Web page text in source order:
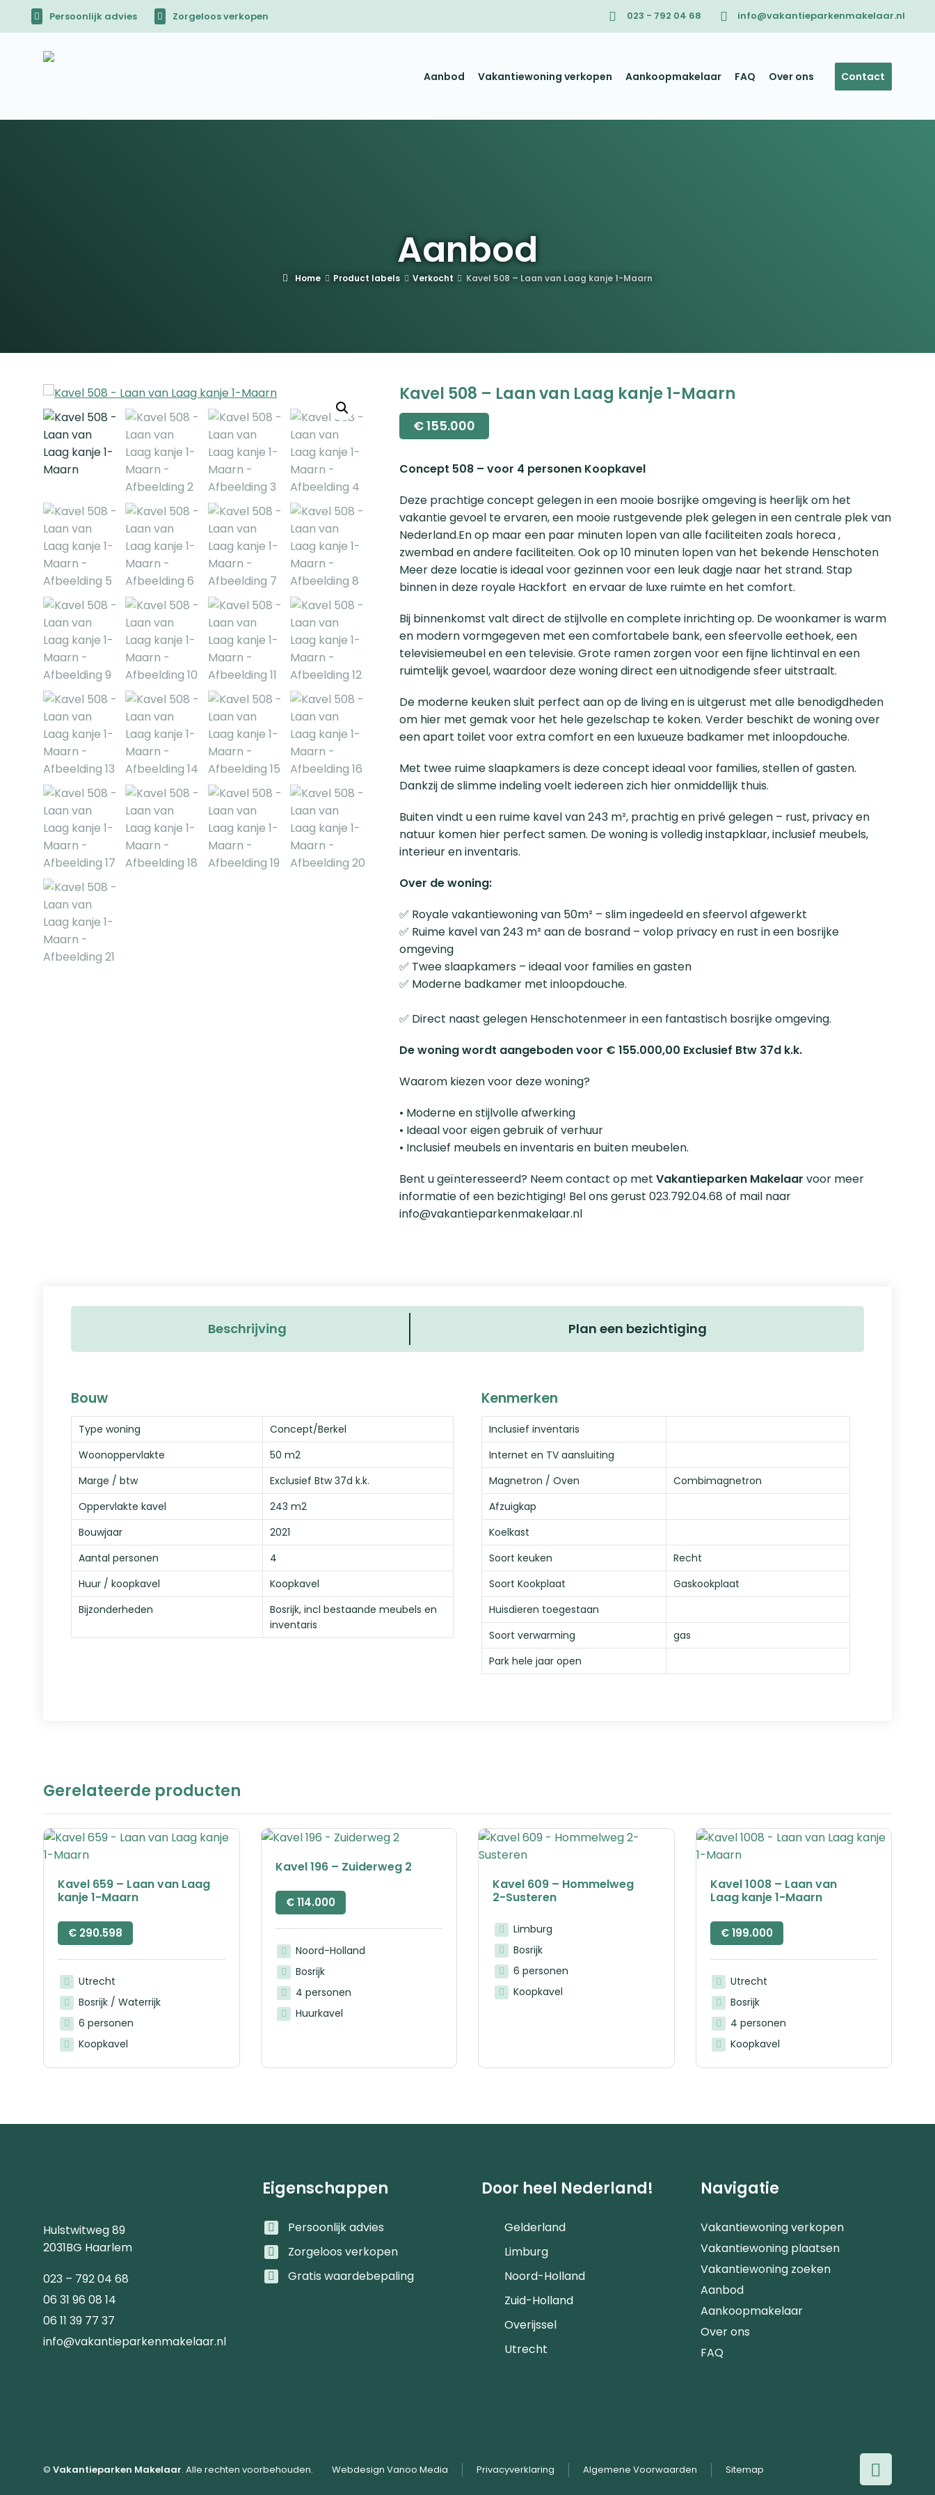
Persoonlijk advies Zorgeloos verkopen 023 - 792 04 68 info@vakantieparkenmakelaar.nl
Aanbod Vakantiewoning verkopen Aankoopmakelaar FAQ Over ons Contact
Aanbod
Home Product labels Verkocht Kavel 508 – Laan van Laag kanje 1-Maarn
Kavel 508 – Laan van Laag kanje 1-Maarn
€155.000
Concept 508 – voor 4 personen Koopkavel
Deze prachtige concept gelegen in een mooie bosrijke omgeving is heerlijk om het
vakantie gevoel te ervaren, een mooie rustgevende plek gelegen in een centrale plek van
Nederland.En op maar een paar minuten lopen van alle faciliteiten zoals horeca ,
zwembad en andere faciliteiten. Ook op 10 minuten lopen van het bekende Henschoten
Meer deze locatie is ideaal voor gezinnen voor een leuk dagje naar het strand. Stap
binnen in deze royale Hackfort en ervaar de luxe ruimte en het comfort.
Bij binnenkomst valt direct de stijlvolle en complete inrichting op. De woonkamer is warm
en modern vormgegeven met een comfortabele bank, een sfeervolle eethoek, een
televisiemeubel en een televisie. Grote ramen zorgen voor een fijne lichtinval en een
ruimtelijk gevoel, waardoor deze woning direct een uitnodigende sfeer uitstraalt.
De moderne keuken sluit perfect aan op de living en is uitgerust met alle benodigdheden
om hier met gemak voor het hele gezelschap te koken. Verder beschikt de woning over
een apart toilet voor extra comfort en een luxueuze badkamer met inloopdouche.
Met twee ruime slaapkamers is deze concept ideaal voor families, stellen of gasten.
Dankzij de slimme indeling voelt iedereen zich hier onmiddellijk thuis.
Buiten vindt u een ruime kavel van 243 m², prachtig en privé gelegen – rust, privacy en
natuur komen hier perfect samen. De woning is volledig instapklaar, inclusief meubels,
interieur en inventaris.
Over de woning:
✅ Royale vakantiewoning van 50m² – slim ingedeeld en sfeervol afgewerkt
✅ Ruime kavel van 243 m² aan de bosrand – volop privacy en rust in een bosrijke
omgeving
✅ Twee slaapkamers – ideaal voor families en gasten
✅ Moderne badkamer met inloopdouche.
✅ Direct naast gelegen Henschotenmeer in een fantastisch bosrijke omgeving.
De woning wordt aangeboden voor € 155.000,00 Exclusief Btw 37d k.k.
Waarom kiezen voor deze woning?
• Moderne en stijlvolle afwerking
• Ideaal voor eigen gebruik of verhuur
• Inclusief meubels en inventaris en buiten meubelen.
Bent u geïnteresseerd? Neem contact op metVakantieparken Makelaar voor meer
informatie of een bezichtiging! Bel ons gerust 023.792.04.68 of mail naar
info@vakantieparkenmakelaar.nl
Beschrijving Plan een bezichtiging
Bouw
Type woning
Concept/Berkel
Woonoppervlakte
50 m2
Marge / btw
Exclusief Btw 37d k.k.
Oppervlakte kavel
243 m2
Bouwjaar
2021
Aantal personen
4
Huur / koopkavel
Koopkavel
Bijzonderheden
Bosrijk, incl bestaande meubels en
inventaris
Kenmerken
Inclusief inventaris
Internet en TV aansluiting
Magnetron / Oven
Combimagnetron
Afzuigkap
Koelkast
Soort keuken
Recht
Soort Kookplaat
Gaskookplaat
Huisdieren toegestaan
Soort verwarming
gas
Park hele jaar open
Gerelateerde producten
Kavel 659 – Laan van Laag
kanje 1-Maarn
€ 290.598
Utrecht
Bosrijk / Waterrijk
6 personen
Koopkavel
Kavel 196 – Zuiderweg 2
€114.000
Noord-Holland
Bosrijk
4 personen
Huurkavel
Kavel 609 – Hommelweg
2-Susteren
Limburg
Bosrijk
6 personen
Koopkavel
Kavel 1008 – Laan van
Laag kanje 1-Maarn
€199.000
Utrecht
Bosrijk
4 personen
Koopkavel
Hulstwitweg 89
2031BG Haarlem
023 – 792 04 68
06 31 96 08 14
06 11 39 77 37
info@vakantieparkenmakelaar.nl
Eigenschappen
Persoonlijk advies
Zorgeloos verkopen
Gratis waardebepaling
Door heel Nederland!
Gelderland
Limburg
Noord-Holland
Zuid-Holland
Overijssel
Utrecht
Navigatie
Vakantiewoning verkopen
Vakantiewoning plaatsen
Vakantiewoning zoeken
Aanbod
Aankoopmakelaar
Over ons
FAQ
© Vakantieparken Makelaar. Alle rechten voorbehouden. Webdesign Vanoo Media Privacyverklaring Algemene Voorwaarden Sitemap